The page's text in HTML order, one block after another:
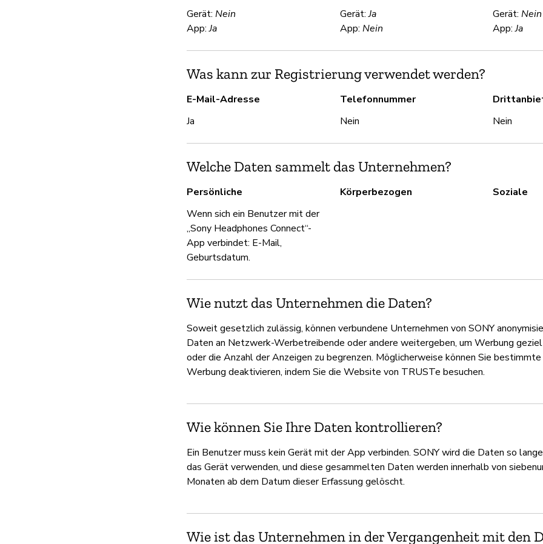
Gerät: Nein
App:Ja
Gerät:Ja
App: Nein
Gerät:Nein
App:Ja
Was kann zur Registrierung verwendet werden?
E-Mail-Adresse
Ja
Telefonnummer
Nein
Nein
Welche Daten sammelt das Unternehmen?
Persönliche
Wenn sich ein Benutzer mit der
„Sony Headphones Connect“-
App verbindet: E-Mail,
Geburtsdatum.
Körperbezogen Soziale
Wie nutzt das Unternehmen die Daten?
Soweit gesetzlich zulässig, können verbundene Unternehmen von SONY
Daten an Netzwerk-Werbetreibende oder andere weitergeben, um Werbung
oder die Anzahl der Anzeigen zu begrenzen. Möglicherweise können Sie
Werbung deaktivieren, indem Sie die Website von TRUSTe besuchen.
Wie können Sie Ihre Daten kontrollieren?
Ein Benutzer muss kein Gerät mit der App verbinden. SONY wird die Daten so
das Gerät verwenden, und diese gesammelten Daten werden innerhalb von
Monaten ab dem Datum dieser Erfassung gelöscht.
Wie ist das Unternehmen in der Vergangenheit mit den